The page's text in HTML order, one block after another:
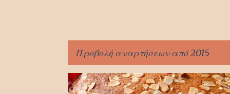
Προβολή αναρτήσεων από 2015
Α